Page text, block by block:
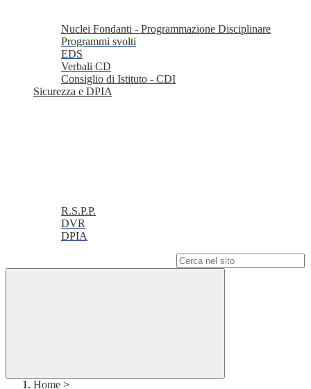
Nuclei Fondanti - Programmazione Disciplinare
Programmi svolti
EDS
Verbali CD
Consiglio di Istituto - CDI
Sicurezza e DPIA
R.S.P.P.
DVR
DPIA
Home >